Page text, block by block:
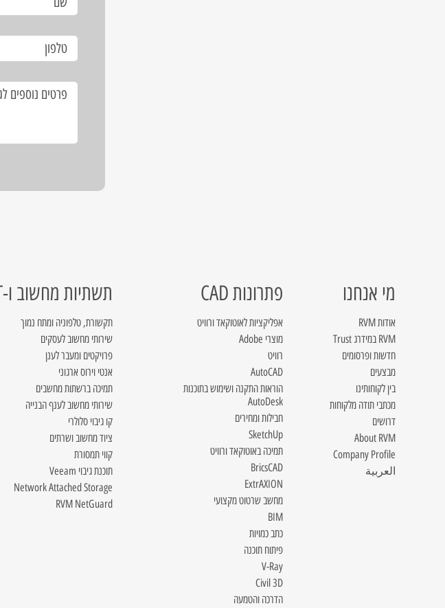
מי אנחנו
אודות RVM
RVM במידרג Trust
חדשות ופרסומים
מבצעים
בין לקוחותינו
מכתבי תודה מלקוחות
דרושים
About RVM
Company Profile
العربية
פתרונות CAD
אפליקציות לאוטוקאד ורוויט
מוצרי Adobe
רוויט
AutoCAD
הוראות התקנה ושימוש בתוכנות
AutoDesk
חבילות ומחירים
SketchUp
תמיכה באוטוקאד ורוויט
BricsCAD
ExtrAXION
מחשב שרטוט מקצועי
BIM
כתב כמויות
פיתוח תוכנה
V-Ray
Civil 3D
הדרכה והטמעה
תשתיות מחשוב ו-IT
תקשורת, טלפוניה ומתח נמוך
שירותי מחשוב לעסקים
פרויקטים ומעבר לענן
אנטי וירוס ארגוני
תמיכה ברשתות מחשבים
שירותי מחשוב לענף הבנייה
קו גיבוי סלולרי
ציוד מחשוב ושרתים
קווי תמסורת
תוכנת גיבוי Veeam
Network Attached Storage
RVM NetGuard